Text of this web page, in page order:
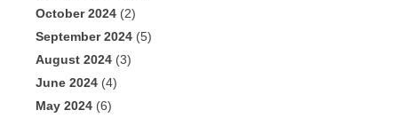
October 2024 (2)
September 2024 (5)
August 2024 (3)
June 2024 (4)
May 2024 (6)